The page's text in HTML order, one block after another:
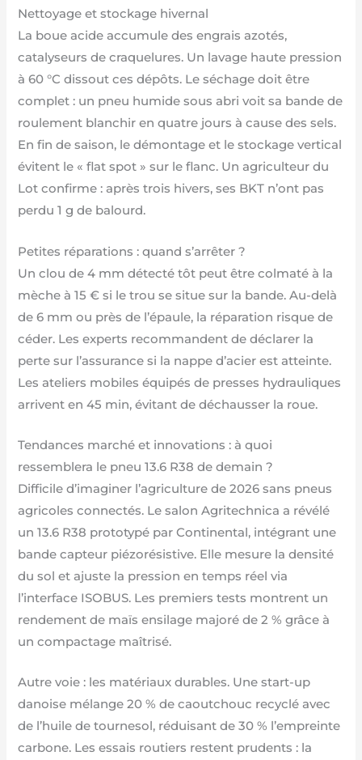
Nettoyage et stockage hivernal
La boue acide accumule des engrais azotés,
catalyseurs de craquelures. Un lavage haute pression
à 60 °C dissout ces dépôts. Le séchage doit être
complet : un pneu humide sous abri voit sa bande de
roulement blanchir en quatre jours à cause des sels.
En fin de saison, le démontage et le stockage vertical
évitent le « flat spot » sur le flanc. Un agriculteur du
Lot confirme : après trois hivers, ses BKT n’ont pas
perdu 1 g de balourd.
Petites réparations : quand s’arrêter ?
Un clou de 4 mm détecté tôt peut être colmaté à la
mèche à 15 € si le trou se situe sur la bande. Au-delà
de 6 mm ou près de l’épaule, la réparation risque de
céder. Les experts recommandent de déclarer la
perte sur l’assurance si la nappe d’acier est atteinte.
Les ateliers mobiles équipés de presses hydrauliques
arrivent en 45 min, évitant de déchausser la roue.
Tendances marché et innovations : à quoi
ressemblera le pneu 13.6 R38 de demain ?
Difficile d’imaginer l’agriculture de 2026 sans pneus
agricoles connectés. Le salon Agritechnica a révélé
un 13.6 R38 prototypé par Continental, intégrant une
bande capteur piézorésistive. Elle mesure la densité
du sol et ajuste la pression en temps réel via
l’interface ISOBUS. Les premiers tests montrent un
rendement de maïs ensilage majoré de 2 % grâce à
un compactage maîtrisé.
Autre voie : les matériaux durables. Une start-up
danoise mélange 20 % de caoutchouc recyclé avec
de l’huile de tournesol, réduisant de 30 % l’empreinte
carbone. Les essais routiers restent prudents : la